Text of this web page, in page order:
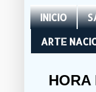
INICIO
ARTE
HORA